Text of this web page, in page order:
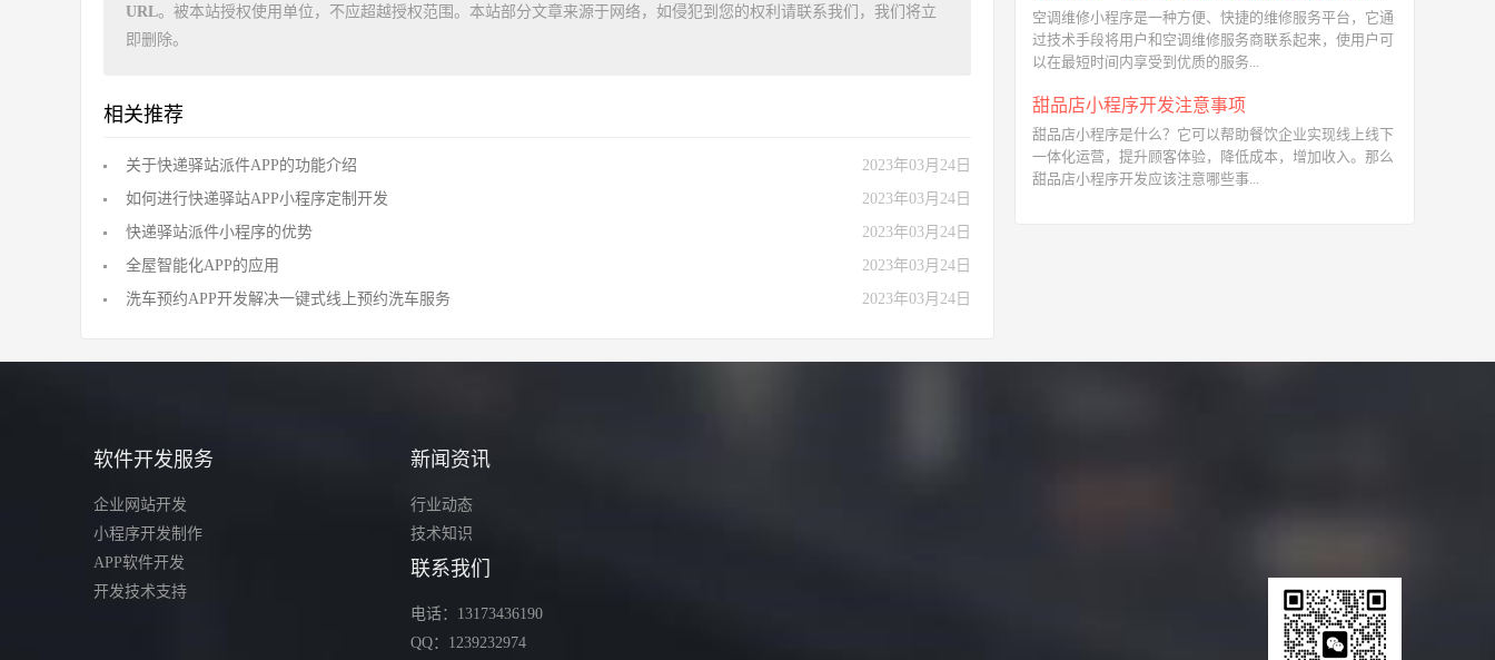
URL。被本站授权使用单位，不应超越授权范围。本站部分文章来源于网络，如侵犯到您的权利请联系我们，我们将立
即删除。
相关推荐
关于快递驿站派件APP的功能介绍
2023年03月24日
如何进行快递驿站APP小程序定制开发
2023年03月24日
快递驿站派件小程序的优势
2023年03月24日
全屋智能化APP的应用
2023年03月24日
洗车预约APP开发解决一键式线上预约洗车服务
2023年03月24日
空调维修小程序是一种方便、快捷的维修服务平台，它通
过技术手段将用户和空调维修服务商联系起来，使用户可
以在最短时间内享受到优质的服务...
甜品店小程序开发注意事项
甜品店小程序是什么？它可以帮助餐饮企业实现线上线下
一体化运营，提升顾客体验，降低成本，增加收入。那么
甜品店小程序开发应该注意哪些事...
软件开发服务
企业网站开发
小程序开发制作
APP软件开发
开发技术支持
新闻资讯
行业动态
技术知识
联系我们
电话：13173436190
QQ：1239232974